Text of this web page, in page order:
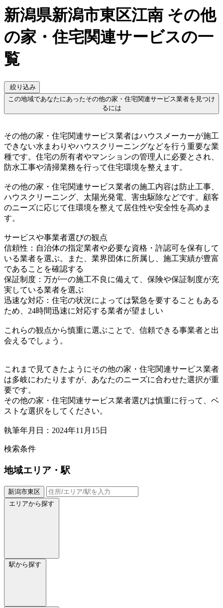
新潟県新潟市東区江南 その他
の家・住宅関連サービスの一
覧
絞り込み
この地域であなたにあったその他の家・住宅関連サービス業者を見つけ
るには
その他の家・住宅関連サービス業者はハウスメーカーが施工
できない水まわりやハウスクリーニングなどを行う重要な業
種です。住宅の所有者やマンションの管理人に必要とされ、
防水工事や清掃業務を行って住宅環境を整えます。
その他の家・住宅関連サービス業者の施工内容は防止工事、
ハウスクリーニング、太陽光発電、害虫駆除などです。顧客
のニーズに応じて住環境を整えて居住性や安全性を高めま
す。
サービスや事業者選びの観点
信頼性：自治体の指定業者や必要な資格・許認可を保有して
いる業者を選ぶ。また、業界団体に所属し、施工実績が豊富
であることを確認する
保証制度：万が一の施工不良に備えて、保険や保証制度が充
実している業者を選ぶ
迅速な対応：住宅の状況によっては緊急を要することもある
ため、24時間迅速に対応する業者が望ましい
これらの観点から慎重に選ぶことで、信頼できる事業者と出
会えるでしょう。
これまで見てきたようにその他の家・住宅関連サービス業者
は多岐にわたりますが、あなたのニーズに合わせた選択が重
要です。
その他の家・住宅関連サービス業者選びは慎重に行って、ベ
ストな選択をしてください。
執筆年月日：2024年11月15日
検索条件
地域エリア・駅
新潟市東区
エリアから探す
駅から探す